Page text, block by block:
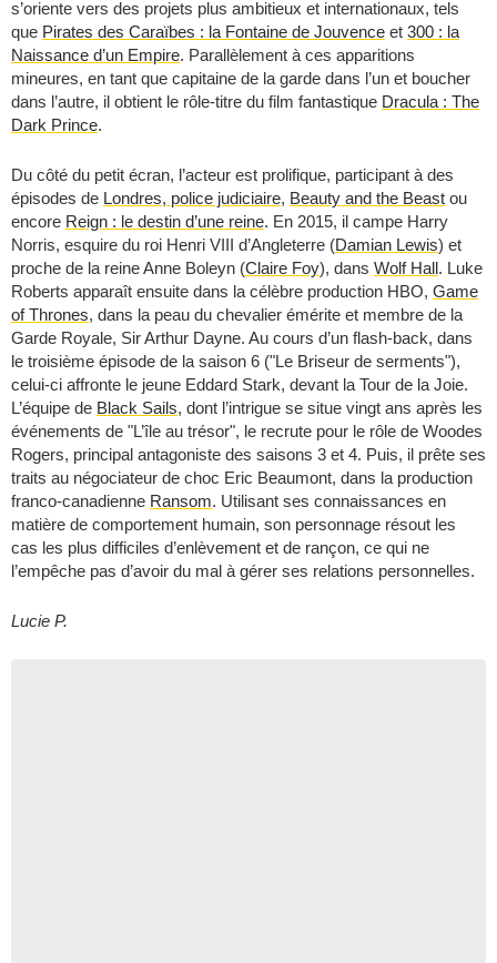
s’oriente vers des projets plus ambitieux et internationaux, tels
que Pirates des Caraïbes : la Fontaine de Jouvence et 300 : la
Naissance d’un Empire. Parallèlement à ces apparitions
mineures, en tant que capitaine de la garde dans l’un et boucher
dans l’autre, il obtient le rôle-titre du film fantastique Dracula : The
Dark Prince.
Du côté du petit écran, l’acteur est prolifique, participant à des
épisodes de Londres, police judiciaire, Beauty and the Beast ou
encore Reign : le destin d’une reine. En 2015, il campe Harry
Norris, esquire du roi Henri VIII d’Angleterre (Damian Lewis) et
proche de la reine Anne Boleyn (Claire Foy), dans Wolf Hall. Luke
Roberts apparaît ensuite dans la célèbre production HBO, Game
of Thrones, dans la peau du chevalier émérite et membre de la
Garde Royale, Sir Arthur Dayne. Au cours d’un flash-back, dans
le troisième épisode de la saison 6 ("Le Briseur de serments"),
celui-ci affronte le jeune Eddard Stark, devant la Tour de la Joie.
L’équipe de Black Sails, dont l’intrigue se situe vingt ans après les
événements de "L’île au trésor", le recrute pour le rôle de Woodes
Rogers, principal antagoniste des saisons 3 et 4. Puis, il prête ses
traits au négociateur de choc Eric Beaumont, dans la production
franco-canadienne Ransom. Utilisant ses connaissances en
matière de comportement humain, son personnage résout les
cas les plus difficiles d’enlèvement et de rançon, ce qui ne
l’empêche pas d’avoir du mal à gérer ses relations personnelles.
Lucie P.